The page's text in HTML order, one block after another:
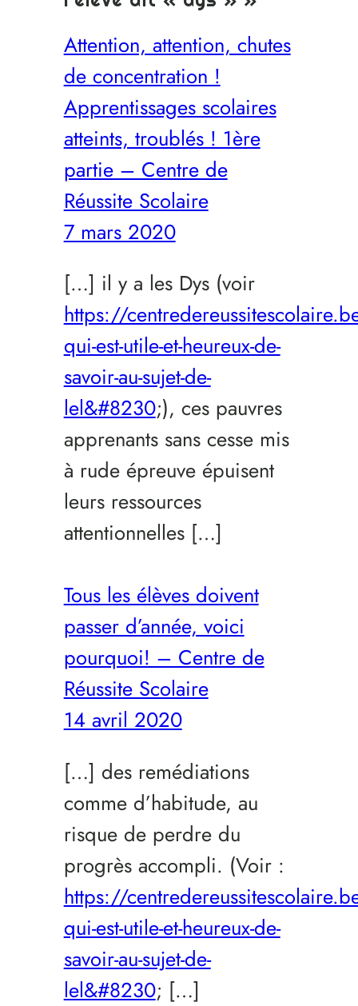
Attention, attention, chutes
de concentration !
Apprentissages scolaires
atteints, troublés ! 1ère
partie – Centre de
Réussite Scolaire
7 mars 2020
[…] il y a les Dys (voir
https://
qui-est-utile-et-heureux-de-
savoir-au-sujet-de-
lel&#8230;), ces pauvres
apprenants sans cesse mis
à rude épreuve épuisent
leurs ressources
attentionnelles […]
Tous les élèves doivent
passer d’année, voici
pourquoi! – Centre de
Réussite Scolaire
14 avril 2020
[…] des remédiations
comme d’habitude, au
risque de perdre du
progrès accompli. (Voir :
https://
qui-est-utile-et-heureux-de-
savoir-au-sujet-de-
lel&#8230; […]